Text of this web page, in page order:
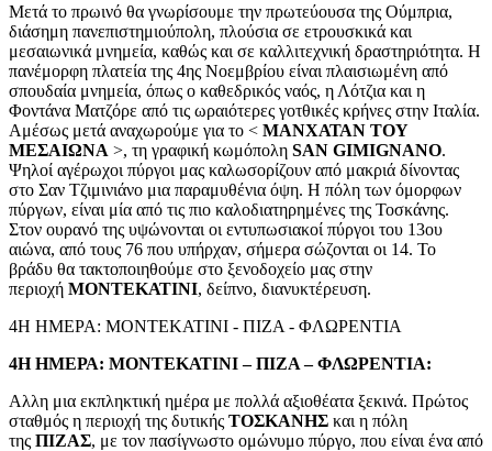
Μετά το πρωινό θα γνωρίσουμε την πρωτεύουσα της Ούμπρια,
διάσημη πανεπιστημιούπολη, πλούσια σε ετρουσκικά και
μεσαιωνικά μνημεία, καθώς και σε καλλιτεχνική δραστηριότητα. Η
πανέμορφη πλατεία της 4ης Νοεμβρίου είναι πλαισιωμένη από
σπουδαία μνημεία, όπως ο καθεδρικός ναός, η Λότζια και η
Φοντάνα Ματζόρε από τις ωραιότερες γοτθικές κρήνες στην Ιταλία.
Αμέσως μετά αναχωρούμε για το < ΜΑΝΧΑΤΑΝ ΤΟΥ
ΜΕΣΑΙΩΝΑ >, τη γραφική κωμόπολη SAN GIMIGNANO.
Ψηλοί αγέρωχοι πύργοι μας καλωσορίζουν από μακριά δίνοντας
στο Σαν Τζιμινιάνο μια παραμυθένια όψη. Η πόλη των όμορφων
πύργων, είναι μία από τις πιο καλοδιατηρημένες της Τοσκάνης.
Στον ουρανό της υψώνονται οι εντυπωσιακοί πύργοι του 13ου
αιώνα, από τους 76 που υπήρχαν, σήμερα σώζονται οι 14. Το
βράδυ θα τακτοποιηθούμε στο ξενοδοχείο μας στην
περιοχή ΜΟΝΤΕΚΑΤΙΝΙ, δείπνο, διανυκτέρευση.
4Η ΗΜΕΡΑ: ΜΟΝΤΕΚΑΤΙΝΙ - ΠΙΖΑ - ΦΛΩΡΕΝΤΙΑ
4Η ΗΜΕΡΑ: ΜΟΝΤΕΚΑΤΙΝΙ – ΠΙΖΑ – ΦΛΩΡΕΝΤΙΑ:
Αλλη μια εκπληκτική ημέρα με πολλά αξιοθέατα ξεκινά. Πρώτος
σταθμός η περιοχή της δυτικής ΤΟΣΚΑΝΗΣ και η πόλη
της ΠΙΖΑΣ, με τον πασίγνωστο ομώνυμο πύργο, που είναι ένα από